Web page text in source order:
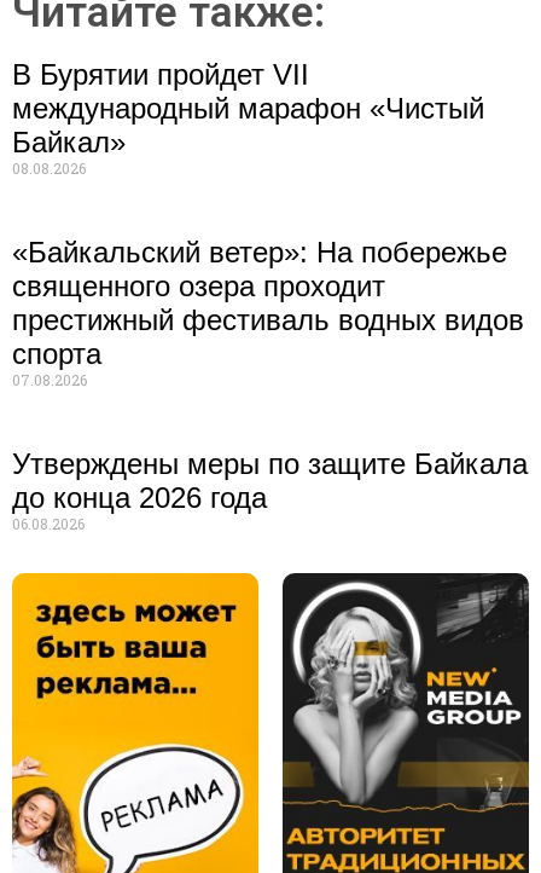
Читайте также:
В Бурятии пройдет VII
международный марафон «Чистый
Байкал»
08.08.2026
«Байкальский ветер»: На побережье
священного озера проходит
престижный фестиваль водных видов
спорта
07.08.2026
Утверждены меры по защите Байкала
до конца 2026 года
06.08.2026